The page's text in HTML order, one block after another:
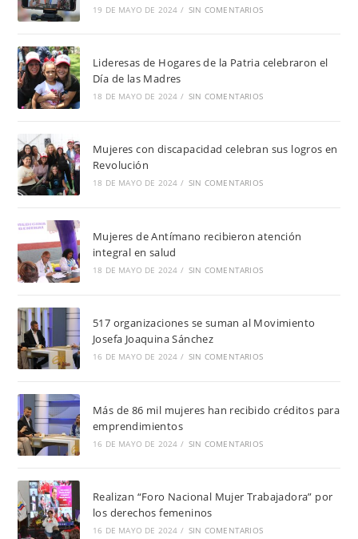
19 DE MAYO DE 2024 / SIN COMENTARIOS
Lideresas de Hogares de la Patria celebraron el
Día de las Madres
18 DE MAYO DE 2024 / SIN COMENTARIOS
Mujeres con discapacidad celebran sus logros en
Revolución
18 DE MAYO DE 2024 / SIN COMENTARIOS
Mujeres de Antímano recibieron atención
integral en salud
18 DE MAYO DE 2024 / SIN COMENTARIOS
517 organizaciones se suman al Movimiento
Josefa Joaquina Sánchez
16 DE MAYO DE 2024 / SIN COMENTARIOS
Más de 86 mil mujeres han recibido créditos para
emprendimientos
16 DE MAYO DE 2024 / SIN COMENTARIOS
Realizan “Foro Nacional Mujer Trabajadora” por
los derechos femeninos
16 DE MAYO DE 2024 / SIN COMENTARIOS